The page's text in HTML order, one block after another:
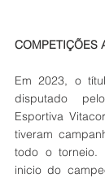
COMPETIÇÕES
Em 2023, o
disputado
Esportiva
tiveram
todo o torneio.
inicio do